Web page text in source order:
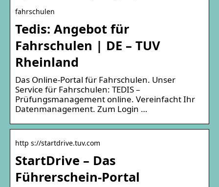
fahrschulen
Tedis: Angebot für
Fahrschulen | DE – TUV
Rheinland
Das Online-Portal für Fahrschulen. Unser
Service für Fahrschulen: TEDIS –
Prüfungsmanagement online. Vereinfacht Ihr
Datenmanagement. Zum Login …
http s://startdrive.tuv.com
StartDrive – Das
Führerschein-Portal